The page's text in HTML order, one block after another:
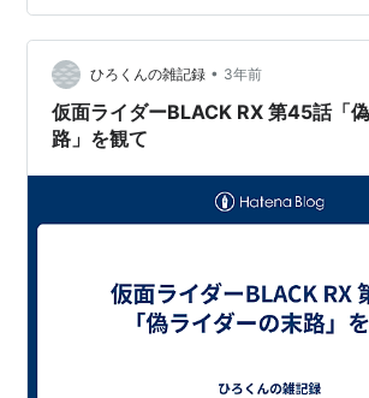
ネルです。そこに仮面ライダーBLACK
イシス帝国が占領した団地が載っていた
御覧ください。 youtu.be 私も大泉に近い
は思って…
ひろくんの雑記録 • 3年前
仮面ライダーBLACK RX 第45話「
路」を観て